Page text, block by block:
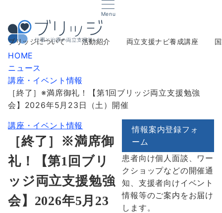
Menu
ブリッジについて 活動紹介 両立支援ナビ養成講座
HOME
ニュース
講座・イベント情報
［終了］※満席御礼！【第1回ブリッジ両立支援勉強
会】2026年5月23日（土）開催
講座・イベント情報
［終了］※満席御
礼！【第1回ブリ
ッジ両立支援勉強
会】2026年5月23
情報案内登録フォ
ーム
患者向け個人面談、ワー
クショップなどの開催通
知、支援者向けイベント
情報等のご案内をお届け
します。